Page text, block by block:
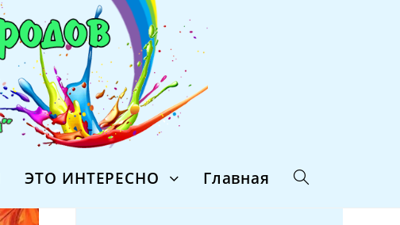
ЭТО ИНТЕРЕСНО Главная